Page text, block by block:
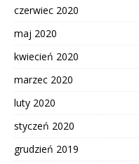
czerwiec 2020
maj 2020
kwiecień 2020
marzec 2020
luty 2020
styczeń 2020
grudzień 2019